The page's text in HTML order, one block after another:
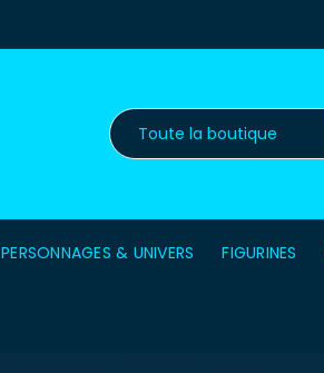
PERSONNAGES & UNIVERS FIGURINES